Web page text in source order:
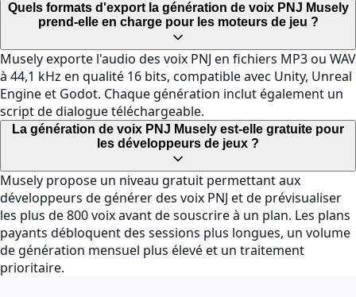
Quels formats d'export la génération de voix PNJ Musely
prend-elle en charge pour les moteurs de jeu ?
Musely exporte l'audio des voix PNJ en fichiers MP3 ou WAV
à 44,1 kHz en qualité 16 bits, compatible avec Unity, Unreal
Engine et Godot. Chaque génération inclut également un
script de dialogue téléchargeable.
La génération de voix PNJ Musely est-elle gratuite pour
les développeurs de jeux ?
Musely propose un niveau gratuit permettant aux
développeurs de générer des voix PNJ et de prévisualiser
les plus de 800 voix avant de souscrire à un plan. Les plans
payants débloquent des sessions plus longues, un volume
de génération mensuel plus élevé et un traitement
prioritaire.